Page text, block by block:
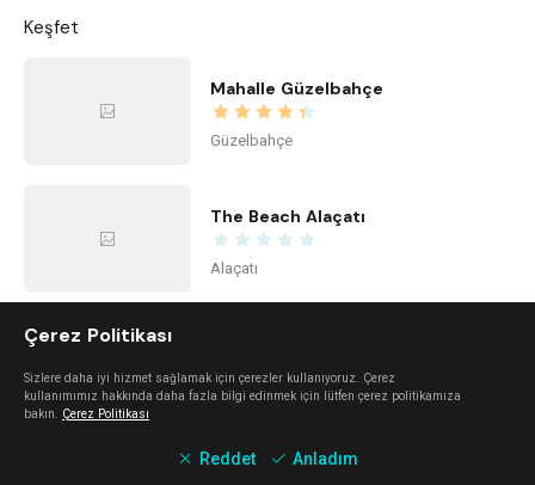
Keşfet
Mahalle Güzelbahçe
Güzelbahçe
The Beach Alaçatı
Alaçatı
Balçova
Çerez Politikası
Sizlere daha iyi hizmet sağlamak için çerezler kullanıyoruz. Çerez
kullanımımız hakkında daha fazla bilgi edinmek için lütfen çerez politikamıza
bakın. Çerez Politikası
Reddet Anladım